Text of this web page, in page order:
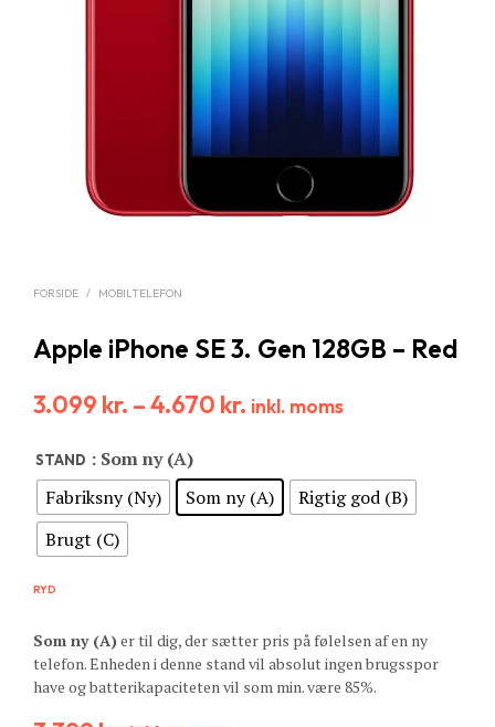
FORSIDE / MOBILTELEFON
Apple iPhone SE 3. Gen 128GB – Red
3.099 kr. –4.670 kr. inkl. moms
STAND : Som ny (A)
Fabriksny (Ny)
Som ny (A)
Rigtig god (B)
Brugt (C)
RYD
Som ny (A)er til dig, der sætter pris på følelsen af en ny
telefon. Enheden i denne stand vil absolut ingen brugsspor
have og batterikapaciteten vil som min. være 85%.